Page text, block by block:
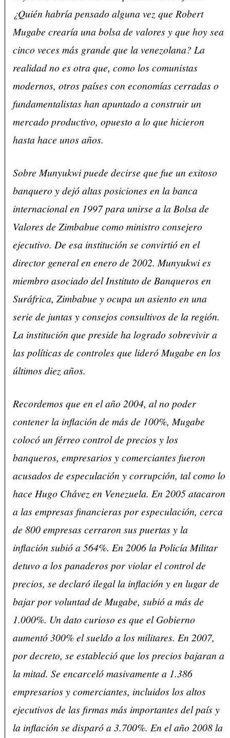
¿Quién habría pensado alguna vez que Robert
Mugabe crearía una bolsa de valores y que hoy sea
cinco veces más grande que la venezolana? La
realidad no es otra que, como los comunistas
modernos, otros países con economías cerradas o
fundamentalistas han apuntado a construir un
mercado productivo, opuesto a lo que hicieron
hasta hace unos años.
Sobre Munyukwi puede decirse que fue un exitoso
banquero y dejó altas posiciones en la banca
internacional en 1997 para unirse a la Bolsa de
Valores de Zimbabue como ministro consejero
ejecutivo. De esa institución se convirtió en el
director general en enero de 2002. Munyukwi es
miembro asociado del Instituto de Banqueros en
Suráfrica, Zimbabue y ocupa un asiento en una
serie de juntas y consejos consultivos de la región.
La institución que preside ha logrado sobrevivir a
las políticas de controles que lideró Mugabe en los
últimos diez años.
Recordemos que en el año 2004, al no poder
contener la inflación de más de 100%, Mugabe
colocó un férreo control de precios y los
banqueros, empresarios y comerciantes fueron
acusados de especulación y corrupción, tal como lo
hace Hugo Chávez en Venezuela. En 2005 atacaron
a las empresas financieras por especulación, cerca
de 800 empresas cerraron sus puertas y la
inflación subió a 564%. En 2006 la Policía Militar
detuvo a los panaderos por violar el control de
precios, se declaró ilegal la inflación y en lugar de
bajar por voluntad de Mugabe, subió a más de
1.000%. Un dato curioso es que el Gobierno
aumentó 300% el sueldo a los militares. En 2007,
por decreto, se estableció que los precios bajaran a
la mitad. Se encarceló masivamente a 1.386
empresarios y comerciantes, incluidos los altos
ejecutivos de las firmas más importantes del país y
la inflación se disparó a 3.700%. En el año 2008 la